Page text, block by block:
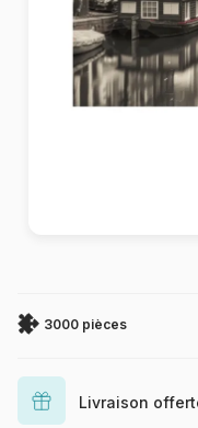
3000 pièces
Livraison